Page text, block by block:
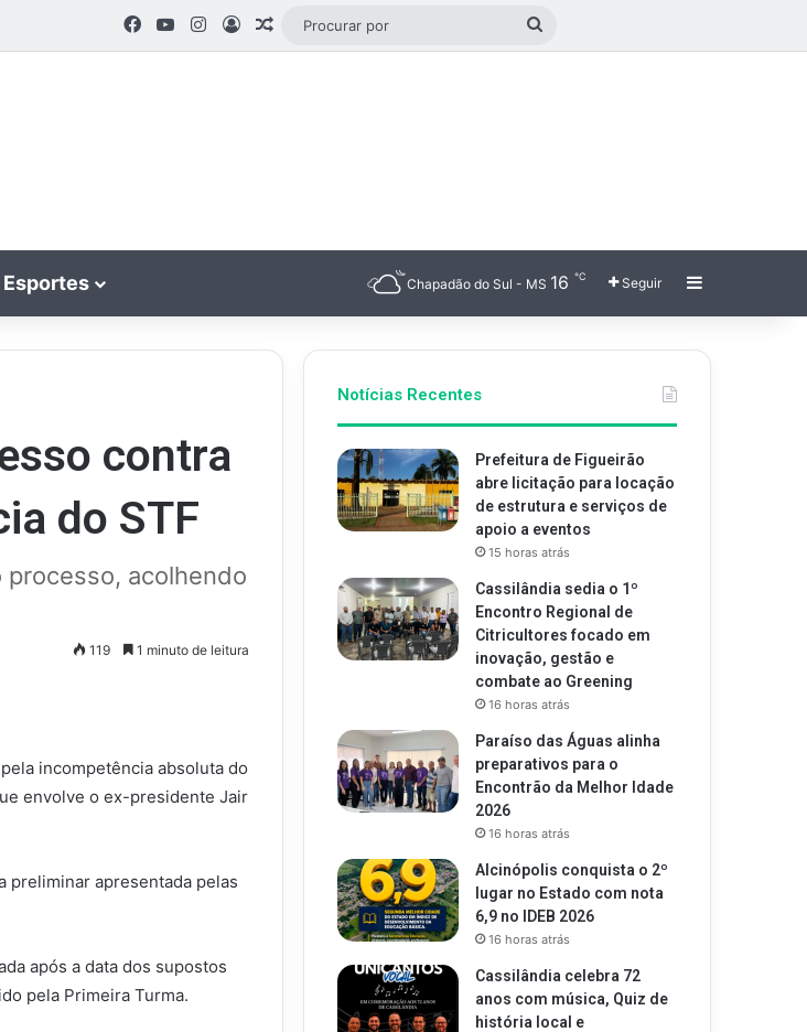
Facebook
YouTubeInstagram
EntrarArtigo aleatório
Esportes Chapadão do Sul - MS 16 ℃ Seguir Barra Lateral
contra
do STF
acolhendo
119 1 minuto de leitura
incompetência absoluta do
envolve o ex-presidente Jair
preliminar apresentada pelas
após a data dos supostos
pela Primeira Turma.
Notícias Recentes
Prefeitura de Figueirão
abre licitação para locação
de estrutura e serviços de
apoio a eventos
15 horas atrás
Cassilândia sedia o 1º
Encontro Regional de
Citricultores focado em
inovação, gestão e
combate ao Greening
16 horas atrás
Paraíso das Águas alinha
preparativos para o
Encontrão da Melhor Idade
2026
16 horas atrás
Alcinópolis conquista o 2º
lugar no Estado com nota
6,9 no IDEB 2026
16 horas atrás
Cassilândia celebra 72
anos com música, Quiz de
história local e